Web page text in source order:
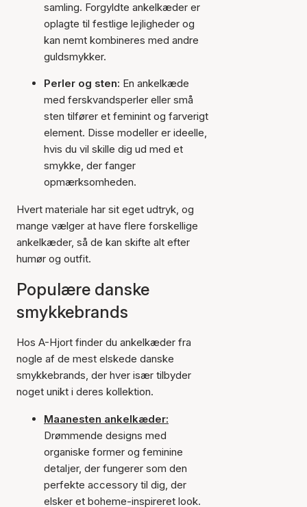
samling. Forgyldte ankelkæder er
oplagte til festlige lejligheder og
kan nemt kombineres med andre
guldsmykker.
Perler og sten: En ankelkæde
med ferskvandsperler eller små
sten tilfører et feminint og farverigt
element. Disse modeller er ideelle,
hvis du vil skille dig ud med et
smykke, der fanger
opmærksomheden.
Hvert materiale har sit eget udtryk, og
mange vælger at have flere forskellige
ankelkæder, så de kan skifte alt efter
humør og outfit.
Populære danske
smykkebrands
Hos A-Hjort finder du ankelkæder fra
nogle af de mest elskede danske
smykkebrands, der hver især tilbyder
noget unikt i deres kollektion.
Maanesten ankelkæder:
Drømmende designs med
organiske former og feminine
detaljer, der fungerer som den
perfekte accessory til dig, der
elsker et boheme-inspireret look.